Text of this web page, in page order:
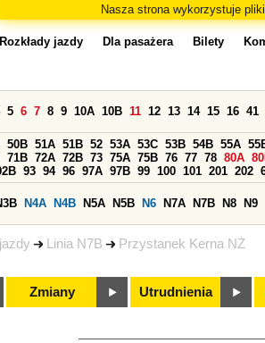
Nasza strona wykorzystuje
Linia N7B Przystanek Kerna NŻ
Rozkłady jazdy Dla pasażera Bilety
5 6 7 8 9 10A 10B 11 12 13 14 15 16 41
50B 51A 51B 52 53A 53C 53B 54B 55A
71B 72A 72B 73 75A 75B 76 77 78 80A
93 94 96 97A 97B 99 100 101 201 202
N4A N4B N5A N5B N6 N7A N7B N8 N9
Zmiany Utrudnienia